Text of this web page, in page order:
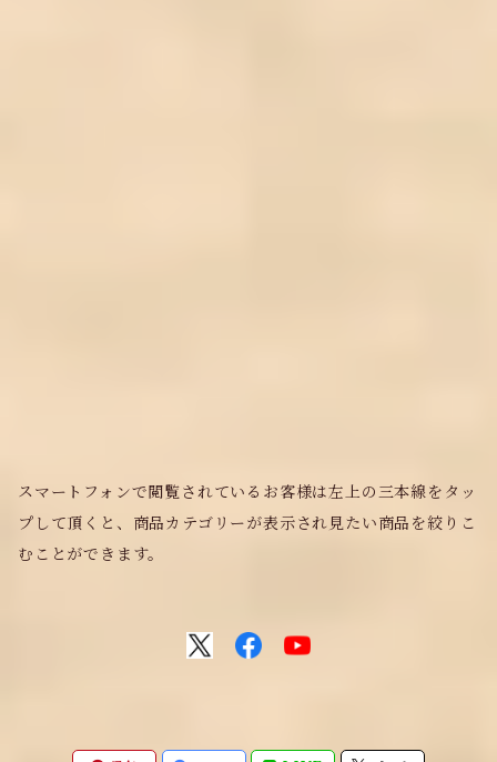
スマートフォンで閲覧されているお客様は左上の三本線をタッ
プして頂くと、商品カテゴリーが表示され見たい商品を絞りこ
むことができます。